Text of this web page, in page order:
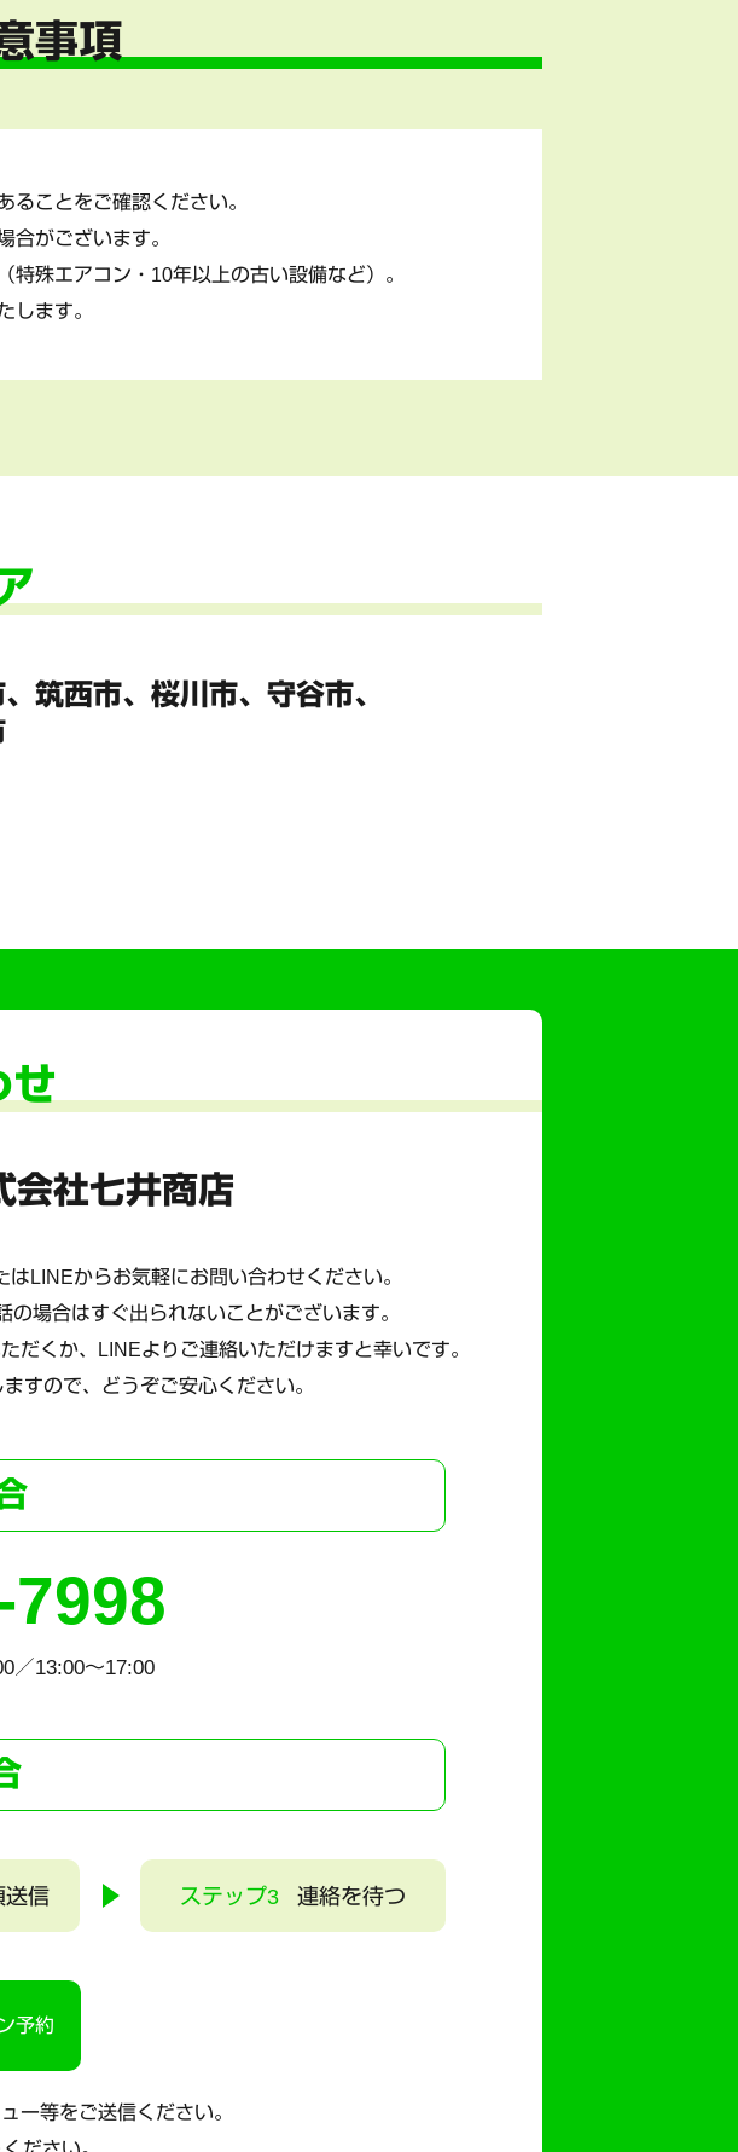
事項
ることをご確認ください。
合がございます。
殊エアコン・10年以上の古い設備など）。
します。
筑西市、桜川市、 守谷市、
せ
社七井商店
LINEからお気軽にお問い合わせください。
場合はすぐ出られないことがございます。
だくか、LINEよりご連絡いただけますと幸いです。
すので、どうぞご安心ください。
／13:00〜17:00
送信 ステップ3 連絡を待つ
予約
ー等をご送信ください。